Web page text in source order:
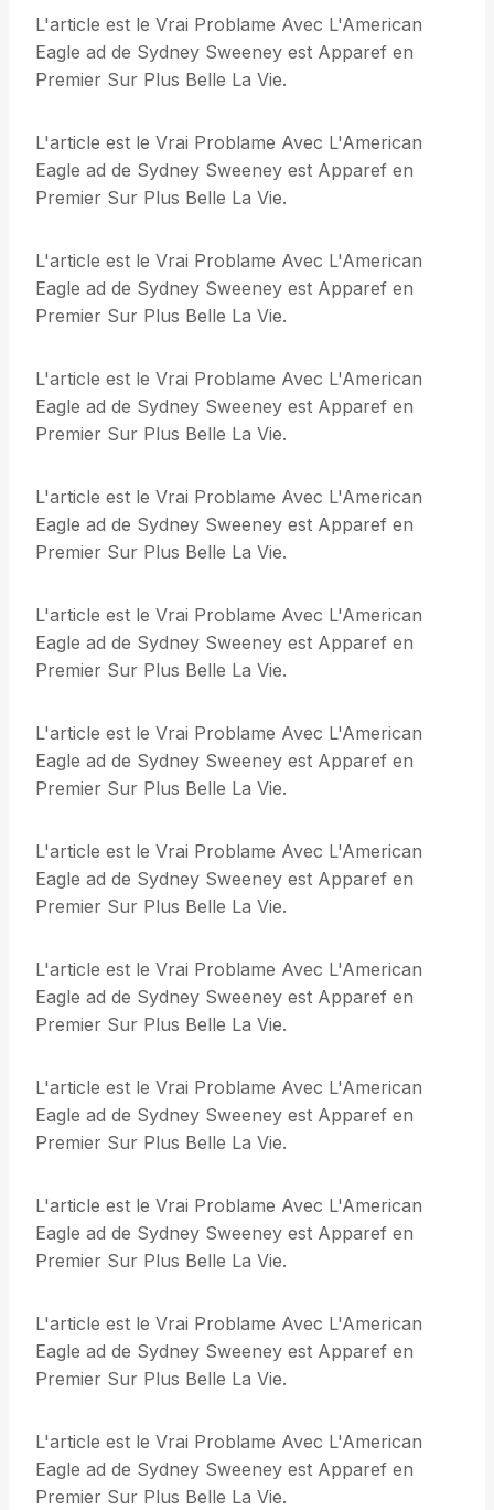
L'article est le Vrai Problame Avec L'American
Eagle ad de Sydney Sweeney est Apparef en
Premier Sur Plus Belle La Vie.
L'article est le Vrai Problame Avec L'American
Eagle ad de Sydney Sweeney est Apparef en
Premier Sur Plus Belle La Vie.
L'article est le Vrai Problame Avec L'American
Eagle ad de Sydney Sweeney est Apparef en
Premier Sur Plus Belle La Vie.
L'article est le Vrai Problame Avec L'American
Eagle ad de Sydney Sweeney est Apparef en
Premier Sur Plus Belle La Vie.
L'article est le Vrai Problame Avec L'American
Eagle ad de Sydney Sweeney est Apparef en
Premier Sur Plus Belle La Vie.
L'article est le Vrai Problame Avec L'American
Eagle ad de Sydney Sweeney est Apparef en
Premier Sur Plus Belle La Vie.
L'article est le Vrai Problame Avec L'American
Eagle ad de Sydney Sweeney est Apparef en
Premier Sur Plus Belle La Vie.
L'article est le Vrai Problame Avec L'American
Eagle ad de Sydney Sweeney est Apparef en
Premier Sur Plus Belle La Vie.
L'article est le Vrai Problame Avec L'American
Eagle ad de Sydney Sweeney est Apparef en
Premier Sur Plus Belle La Vie.
L'article est le Vrai Problame Avec L'American
Eagle ad de Sydney Sweeney est Apparef en
Premier Sur Plus Belle La Vie.
L'article est le Vrai Problame Avec L'American
Eagle ad de Sydney Sweeney est Apparef en
Premier Sur Plus Belle La Vie.
L'article est le Vrai Problame Avec L'American
Eagle ad de Sydney Sweeney est Apparef en
Premier Sur Plus Belle La Vie.
L'article est le Vrai Problame Avec L'American
Eagle ad de Sydney Sweeney est Apparef en
Premier Sur Plus Belle La Vie.